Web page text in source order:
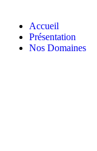
Accueil
Présentation
Nos Domaines